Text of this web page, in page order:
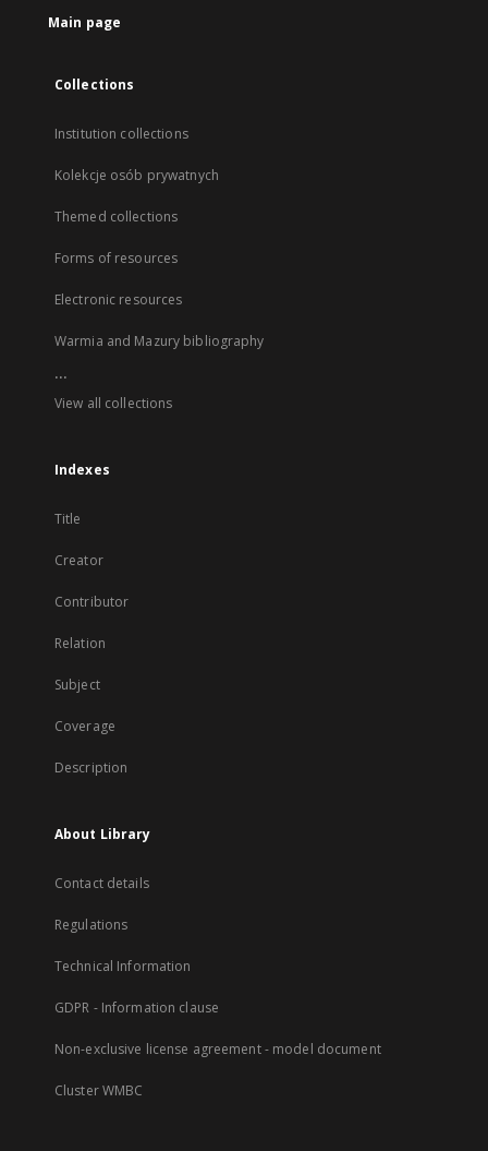
Main page
Collections
Institution collections
Kolekcje osób prywatnych
Themed collections
Forms of resources
Electronic resources
Warmia and Mazury bibliography
...
View all collections
Indexes
Title
Creator
Contributor
Relation
Subject
Coverage
Description
About Library
Contact details
Regulations
Technical Information
GDPR - Information clause
Non-exclusive license agreement - model document
Cluster WMBC